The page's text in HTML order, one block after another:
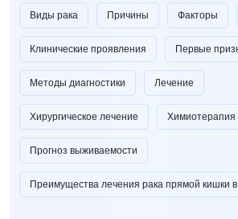
Виды рака Причины Факторы
Клинические проявления Первые
Методы диагностики Лечение
Хирургическое лечение Химиотерапия
Прогноз выживаемости
Преимущества лечения рака прямой кишки